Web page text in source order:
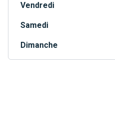
Vendredi
Samedi
Dimanche